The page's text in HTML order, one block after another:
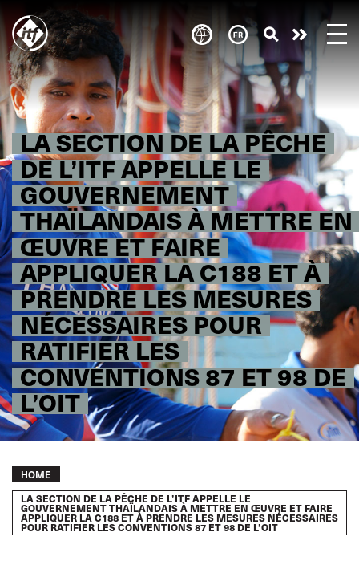
to
main
content
LA SECTION DE LA PÊCHE
DE L’ITF APPELLE LE
GOUVERNEMENT
THAÏLANDAIS À METTRE EN
ŒUVRE ET FAIRE
APPLIQUER LA C188 ET À
PRENDRE LES MESURES
NÉCESSAIRES POUR
RATIFIER LES
CONVENTIONS 87 ET 98 DE
L’OIT
Take
action
Breadcrumb
HOME
LA SECTION DE LA PÊCHE DE L’ITF APPELLE LE
GOUVERNEMENT THAÏLANDAIS À METTRE EN ŒUVRE ET FAIRE
APPLIQUER LA C188 ET À PRENDRE LES MESURES NÉCESSAIRES
POUR RATIFIER LES CONVENTIONS 87 ET 98 DE L’OIT